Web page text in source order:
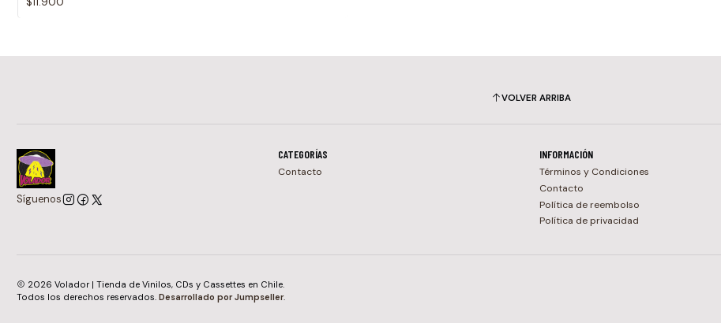
VOLVER ARRIBA
Síguenos
CATEGORÍAS
Contacto
INFORMACIÓN
Términos y Condiciones
Contacto
Política de reembolso
Política de privacidad
2026 Volador | Tienda de Vinilos, CDs y Cassettes en Chile.
Todos los derechos reservados. Desarrollado por Jumpseller.